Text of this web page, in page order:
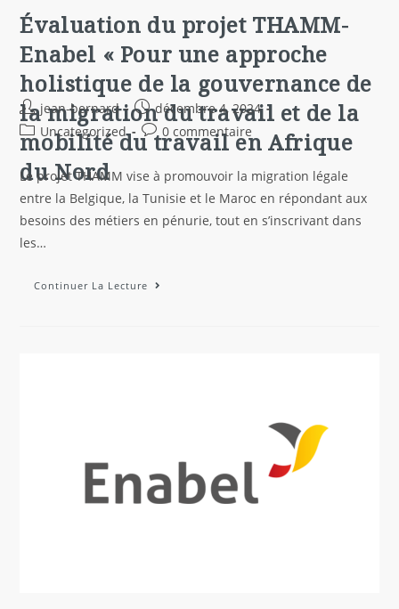
Évaluation du projet THAMM-
Enabel « Pour une approche
holistique de la gouvernance de
la migration du travail et de la
mobilité du travail en Afrique
du Nord
jean-bernard
décembre 4, 2024
Uncategorized
0 commentaire
Le projet THAMM vise à promouvoir la migration légale
entre la Belgique, la Tunisie et le Maroc en répondant aux
besoins des métiers en pénurie, tout en s’inscrivant dans
les…
Continuer La Lecture